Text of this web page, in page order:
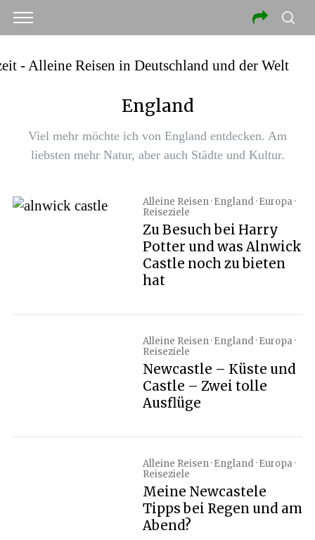
England
Viel mehr möchte ich von England entdecken. Am
liebsten mehr Natur, aber auch Städte und Kultur.
Alleine Reisen · England · Europa ·
Reiseziele
Zu Besuch bei Harry
Potter und was Alnwick
Castle noch zu bieten
hat
Alleine Reisen · England · Europa ·
Reiseziele
Newcastle – Küste und
Castle – Zwei tolle
Ausflüge
Alleine Reisen · England · Europa ·
Reiseziele
Meine Newcastele
Tipps bei Regen und am
Abend?